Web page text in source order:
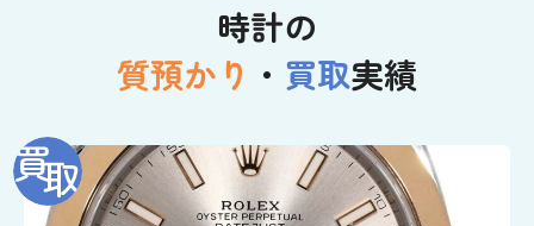
時計の
質預かり ・ 買取実績